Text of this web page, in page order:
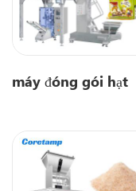
máy đóng gói hạt